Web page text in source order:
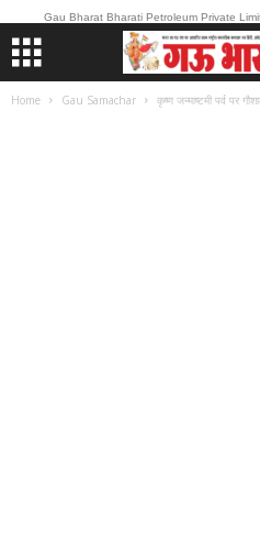
Gau Bharat Bharati Petroleum Private
Home Gau Samachar कृष्ण जन्माष्टमी पर्व पर